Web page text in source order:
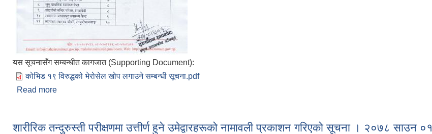
यस सूचनासँग सम्बन्धीत कागजात (Supporting Document):
कोभिड १९ विरुद्धको भेरोसेल खोप लगाउने सम्बन्धी सूचना.pdf
Read more
शारीरिक तन्दुरुस्ती परीक्षणमा उत्तीर्ण हुने उमेद्वारहरूको नामावली प्रकाशन गरिएको सूचना । २०७८ साउन ०१